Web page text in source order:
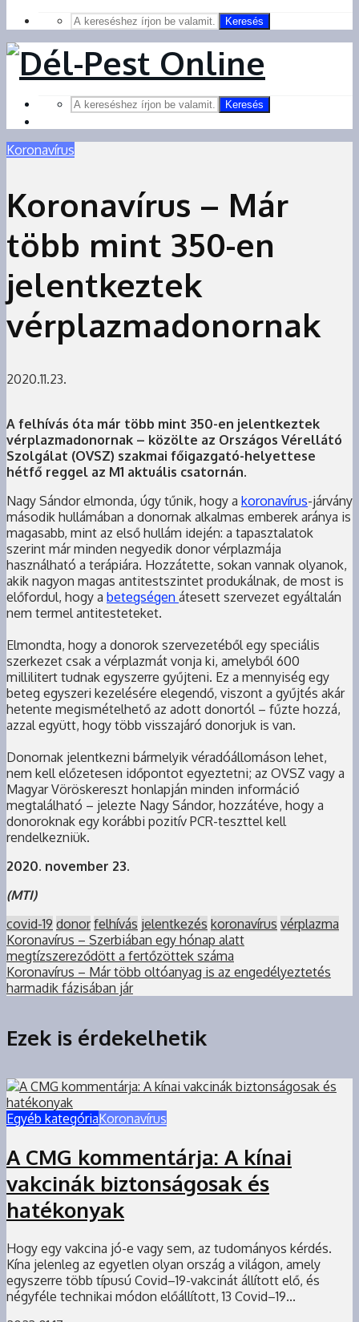
Keresés
Keresés
Koronavírus
Koronavírus – Már
több mint 350-en
jelentkeztek
vérplazmadonornak
2020.11.23.
A felhívás óta már több mint 350-en jelentkeztek
vérplazmadonornak – közölte az Országos Vérellátó
Szolgálat (OVSZ) szakmai főigazgató-helyettese
hétfő reggel az M1 aktuális csatornán.
Nagy Sándor elmonda, úgy tűnik, hogy a koronavírus-járvány
második hullámában a donornak alkalmas emberek aránya is
magasabb, mint az első hullám idején: a tapasztalatok
szerint már minden negyedik donor vérplazmája
használható a terápiára. Hozzátette, sokan vannak olyanok,
akik nagyon magas antitestszintet produkálnak, de most is
előfordul, hogy a betegségen átesett szervezet egyáltalán
nem termel antitesteteket.
Elmondta, hogy a donorok szervezetéből egy speciális
szerkezet csak a vérplazmát vonja ki, amelyből 600
millilitert tudnak egyszerre gyűjteni. Ez a mennyiség egy
beteg egyszeri kezelésére elegendő, viszont a gyűjtés akár
hetente megismételhető az adott donortól – fűzte hozzá,
azzal együtt, hogy több visszajáró donorjuk is van.
Donornak jelentkezni bármelyik véradóállomáson lehet,
nem kell előzetesen időpontot egyeztetni; az OVSZ vagy a
Magyar Vöröskereszt honlapján minden információ
megtalálható – jelezte Nagy Sándor, hozzátéve, hogy a
donoroknak egy korábbi pozitív PCR-teszttel kell
rendelkezniük.
2020. november 23.
(MTI)
covid-19 donor felhívás jelentkezés koronavírus vérplazma
Koronavírus – Szerbiában egy hónap alatt
megtízszereződött a fertőzöttek száma
Koronavírus – Már több oltóanyag is az engedélyeztetés
harmadik fázisában jár
Ezek is érdekelhetik
Egyéb kategóriaKoronavírus
A CMG kommentárja: A kínai
vakcinák biztonságosak és
hatékonyak
Hogy egy vakcina jó-e vagy sem, az tudományos kérdés.
Kína jelenleg az egyetlen olyan ország a világon, amely
egyszerre több típusú Covid–19-vakcinát állított elő, és
négyféle technikai módon előállított, 13 Covid–19...